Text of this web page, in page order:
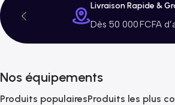
Livraison Rapide &
Dès 50 000 FCFA
Nos équipements
Produits populairesProduits les plus